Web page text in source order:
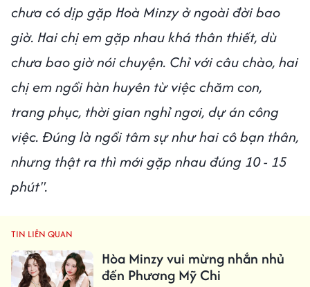
chưa có dịp gặp Hoà Minzy ở ngoài đời bao
giờ. Hai chị em gặp nhau khá thân thiết, dù
chưa bao giờ nói chuyện. Chỉ với câu chào, hai
chị em ngồi hàn huyên từ việc chăm con,
trang phục, thời gian nghỉ ngơi, dự án công
việc. Đúng là ngồi tâm sự như hai cô bạn thân,
nhưng thật ra thì mới gặp nhau đúng 10 - 15
phút".
TIN LIÊN QUAN
Hòa Minzy vui mừng nhắn nhủ
đến Phương Mỹ Chi